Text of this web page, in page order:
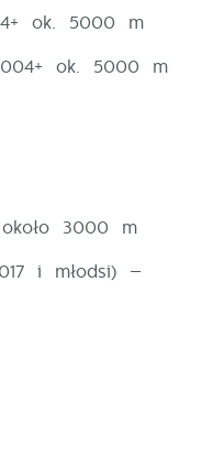
ok. 5000 m
ok. 5000 m
3000 m
i młodsi) –
oraz innych
treści w postaci